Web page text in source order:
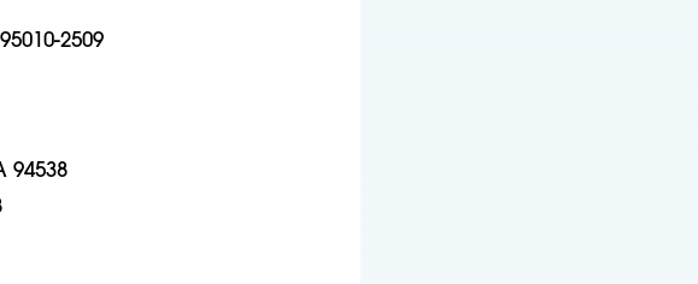
2509
94538